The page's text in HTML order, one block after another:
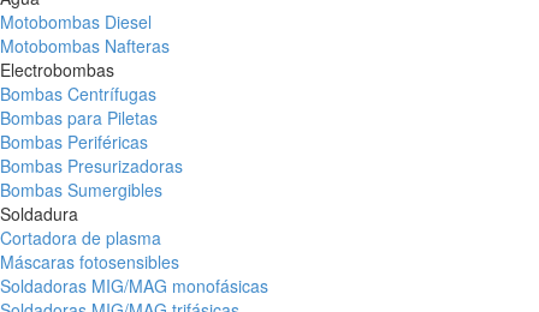
Motobombas Diesel
Motobombas Nafteras
Electrobombas
Bombas Centrífugas
Bombas para Piletas
Bombas Periféricas
Bombas Presurizadoras
Bombas Sumergibles
Soldadura
Cortadora de plasma
Máscaras fotosensibles
Soldadoras MIG/MAG monofásicas